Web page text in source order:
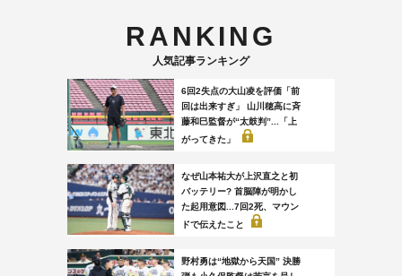
RANKING
人気記事ランキング
6回2失点の大山凌を評価「前
回は出来すぎ」 山川穂高に斉
藤和巳監督が“太鼓判”...「上
がってきた」
なぜ山本祐大が上沢直之と初
バッテリー? 首脳陣が明かし
た起用意図...7回2死、マウン
ドで伝えたこと
野村勇は“地獄から天国” 決勝